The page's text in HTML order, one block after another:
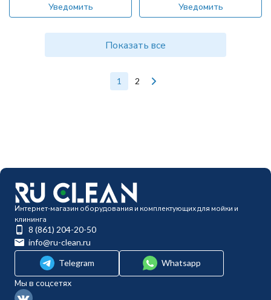
Уведомить Уведомить
Показать все
1 2
Интернет-магазин оборудования и комплектующих для мойки и
клининга
8 (861) 204-20-50
info@ru-clean.ru
Telegram
Whatsapp
Мы в соцсетях